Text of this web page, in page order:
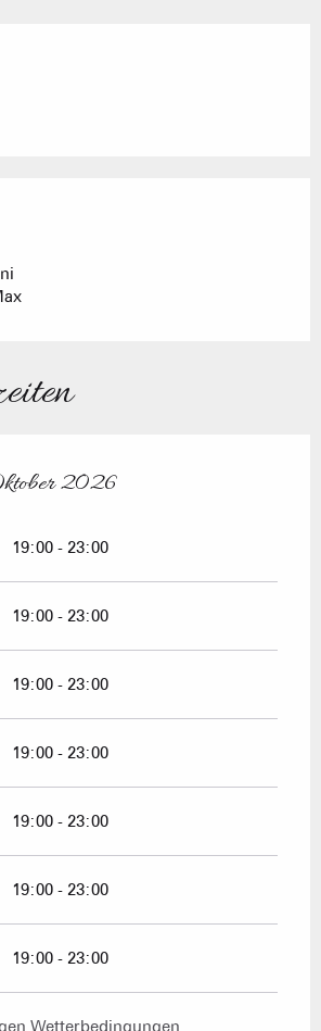
bis zum31 Oktober 2026
2026
19:00 - 23:00
19:00 - 23:00
19:00 - 23:00
19:00 - 23:00
19:00 - 23:00
19:00 - 23:00
19:00 - 23:00
Wetterbedingungen